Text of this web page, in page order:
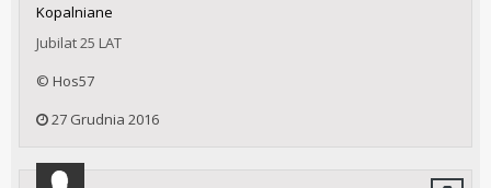
Kopalniane
Jubilat 25 LAT
© Hos57
27 Grudnia 2016